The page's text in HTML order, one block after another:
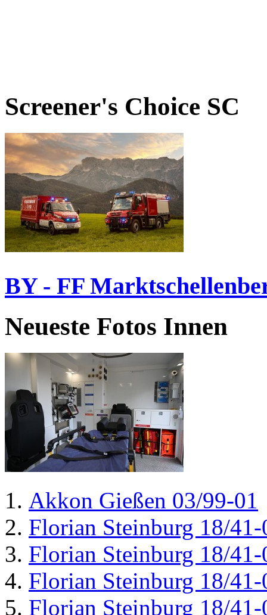
Screener's Choice SC
BY - FF
Neueste Fotos Innen
Akkon Gießen 03/99-01
Florian Steinburg 18/41-
Florian Steinburg 18/41-
Florian Steinburg 18/41-
Florian Steinburg 18/41-